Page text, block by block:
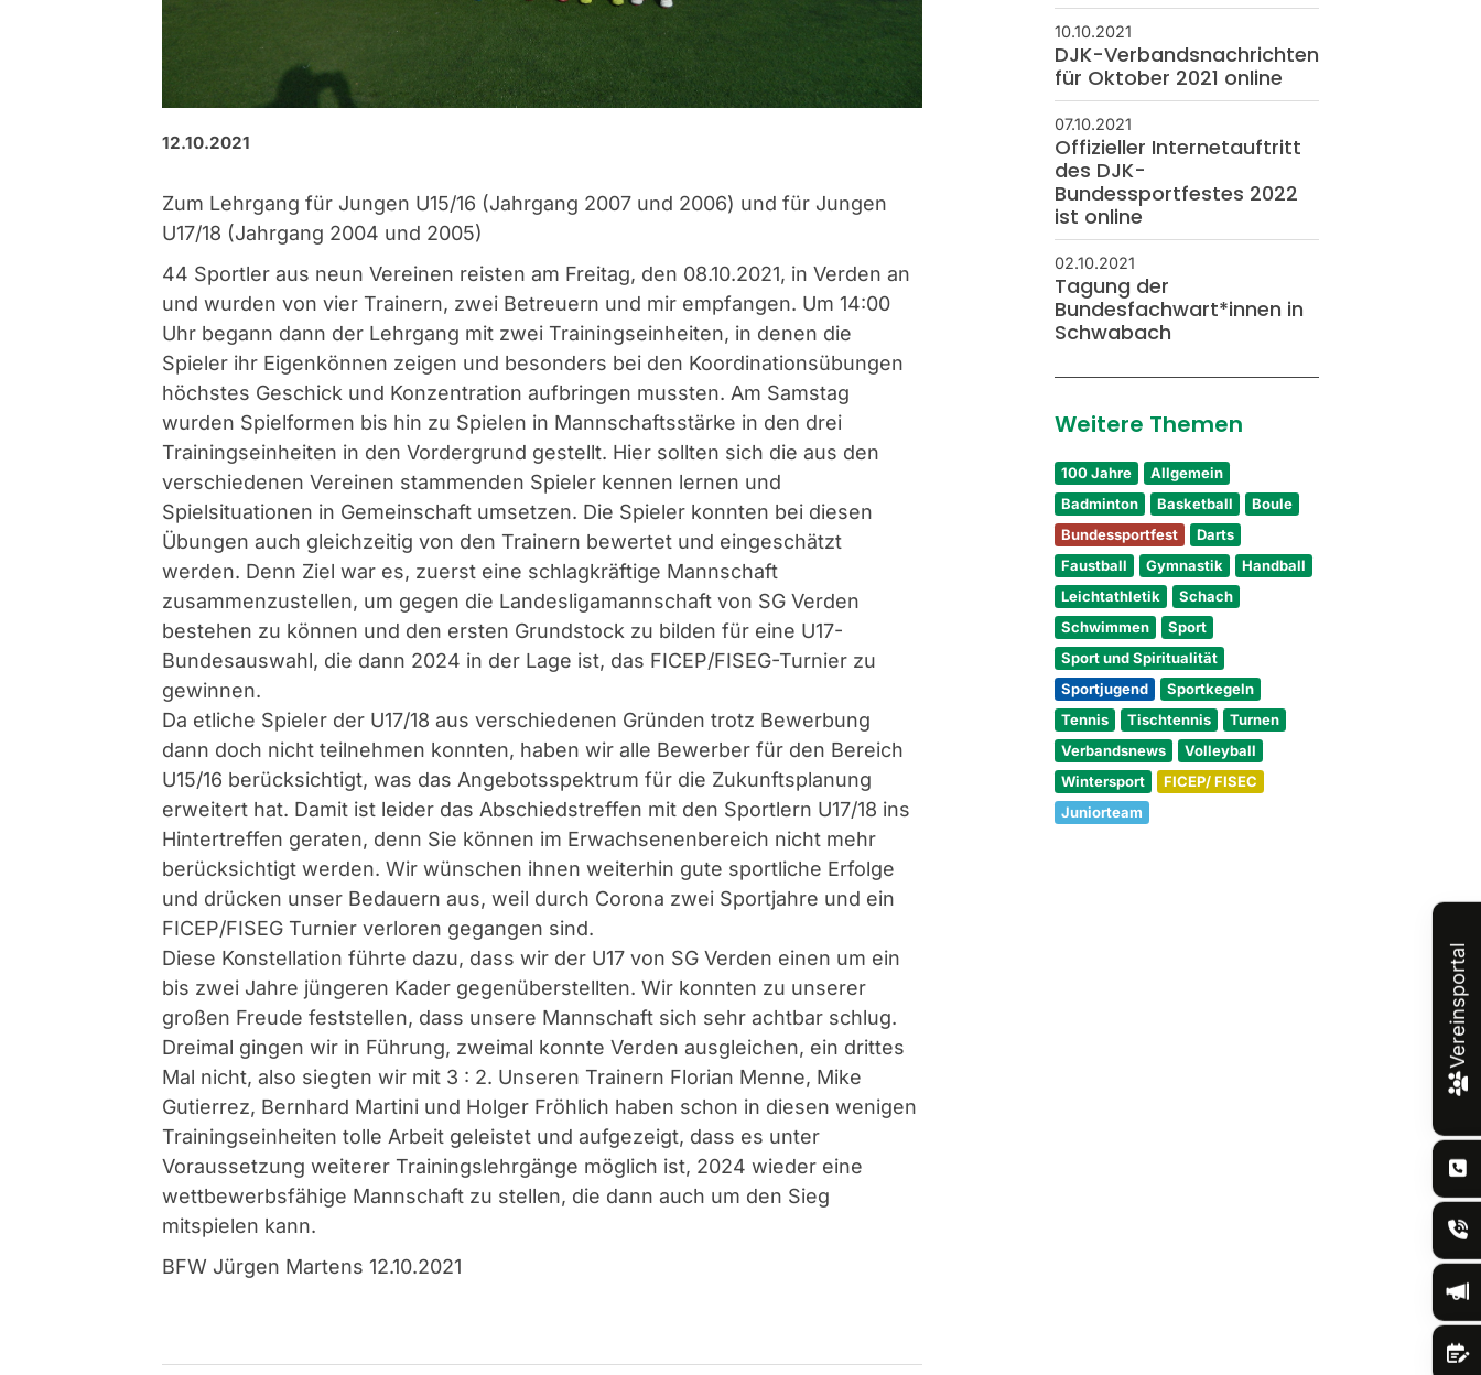
12.10.2021
Zum Lehrgang für Jungen U15/16 (Jahrgang 2007 und 2006) und für Jungen
U17/18 (Jahrgang 2004 und 2005)
44 Sportler aus neun Vereinen reisten am Freitag, den 08.10.2021, in Verden an
und wurden von vier Trainern, zwei Betreuern und mir empfangen. Um 14:00
Uhr begann dann der Lehrgang mit zwei Trainingseinheiten, in denen die
Spieler ihr Eigenkönnen zeigen und besonders bei den Koordinationsübungen
höchstes Geschick und Konzentration aufbringen mussten. Am Samstag
wurden Spielformen bis hin zu Spielen in Mannschaftsstärke in den drei
Trainingseinheiten in den Vordergrund gestellt. Hier sollten sich die aus den
verschiedenen Vereinen stammenden Spieler kennen lernen und
Spielsituationen in Gemeinschaft umsetzen. Die Spieler konnten bei diesen
Übungen auch gleichzeitig von den Trainern bewertet und eingeschätzt
werden. Denn Ziel war es, zuerst eine schlagkräftige Mannschaft
zusammenzustellen, um gegen die Landesligamannschaft von SG Verden
bestehen zu können und den ersten Grundstock zu bilden für eine U17-
Bundesauswahl, die dann 2024 in der Lage ist, das FICEP/FISEG-Turnier zu
gewinnen.
Da etliche Spieler der U17/18 aus verschiedenen Gründen trotz Bewerbung
dann doch nicht teilnehmen konnten, haben wir alle Bewerber für den Bereich
U15/16 berücksichtigt, was das Angebotsspektrum für die Zukunftsplanung
erweitert hat. Damit ist leider das Abschiedstreffen mit den Sportlern U17/18 ins
Hintertreffen geraten, denn Sie können im Erwachsenenbereich nicht mehr
berücksichtigt werden. Wir wünschen ihnen weiterhin gute sportliche Erfolge
und drücken unser Bedauern aus, weil durch Corona zwei Sportjahre und ein
FICEP/FISEG Turnier verloren gegangen sind.
Diese Konstellation führte dazu, dass wir der U17 von SG Verden einen um ein
bis zwei Jahre jüngeren Kader gegenüberstellten. Wir konnten zu unserer
großen Freude feststellen, dass unsere Mannschaft sich sehr achtbar schlug.
Dreimal gingen wir in Führung, zweimal konnte Verden ausgleichen, ein drittes
Mal nicht, also siegten wir mit 3 : 2. Unseren Trainern Florian Menne, Mike
Gutierrez, Bernhard Martini und Holger Fröhlich haben schon in diesen wenigen
Trainingseinheiten tolle Arbeit geleistet und aufgezeigt, dass es unter
Voraussetzung weiterer Trainingslehrgänge möglich ist, 2024 wieder eine
wettbewerbsfähige Mannschaft zu stellen, die dann auch um den Sieg
mitspielen kann.
BFW Jürgen Martens 12.10.2021
10.10.2021
DJK-Verbandsnachrichten
für Oktober 2021 online
07.10.2021
Offizieller Internetauftritt
des DJK-
Bundessportfestes 2022
ist online
02.10.2021
Tagung der
Bundesfachwart*innen in
Schwabach
Weitere Themen
100 Jahre
Allgemein
Badminton
Basketball
Boule
Bundessportfest
Darts
Faustball
Gymnastik
Handball
Leichtathletik
Schach
Schwimmen
Sport
Sport und Spiritualität
Sportjugend
Sportkegeln
Tennis
Tischtennis
Turnen
Verbandsnews
Volleyball
Wintersport
FICEP/ FISEC
Juniorteam
Vereinsportal